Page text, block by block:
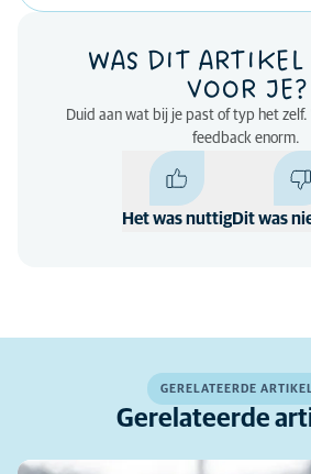
WAS DIT
VOOR JE?
Duid aan wat bij je past of typ het
feedback enorm.
Het was nuttigDit was
GERELATEERDE
Gerelateerde